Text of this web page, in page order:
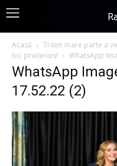
Acasă
Trăim mare parte a
loc prietenos!
WhatsApp
WhatsApp
17.52.22 (2)